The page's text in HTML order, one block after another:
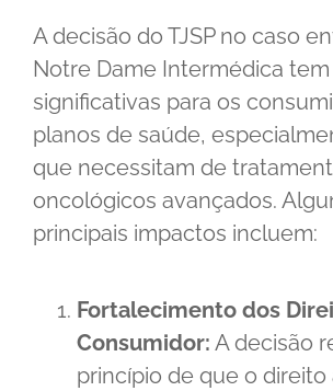
A decisão do TJSP no caso
Notre Dame Intermédica
significativas para os
planos de saúde,
que necessitam de
oncológicos avançados.
principais impactos incluem:
Fortalecimento dos
Consumidor: A decisão
princípio de que o direito